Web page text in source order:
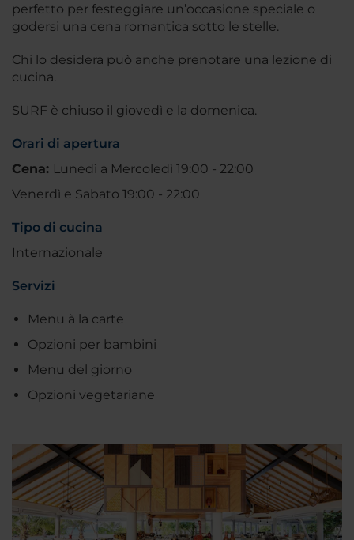
perfetto per festeggiare un’occasione speciale o
godersi una cena romantica sotto le stelle.
Chi lo desidera può anche prenotare una lezione di
cucina.
SURF è chiuso il giovedì e la domenica.
Orari di apertura
Cena: Lunedì a Mercoledì 19:00 - 22:00
Venerdì e Sabato 19:00 - 22:00
Tipo di cucina
Internazionale
Servizi
Menu à la carte
Opzioni per bambini
Menu del giorno
Opzioni vegetariane